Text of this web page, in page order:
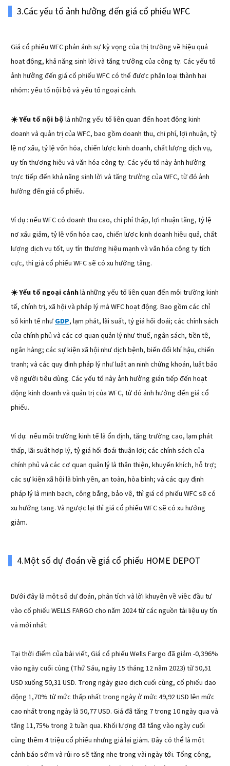
3.Các yếu tố ảnh hưởng đến giá cổ phiếu WFC
Giá cổ phiếu WFC phản ánh sự kỳ vọng của thị trường về hiệu quả
hoạt động, khả năng sinh lời và tăng trưởng của công ty. Các yếu tố
ảnh hưởng đến giá cổ phiếu WFC có thể được phân loại thành hai
nhóm: yếu tố nội bộ và yếu tố ngoại cảnh.
☀️Yếu tố nội bộ là những yếu tố liên quan đến hoạt động kinh
doanh và quản trị của WFC, bao gồm doanh thu, chi phí, lợi nhuận, tỷ
lệ nợ xấu, tỷ lệ vốn hóa, chiến lược kinh doanh, chất lượng dịch vụ,
uy tín thương hiệu và văn hóa công ty. Các yếu tố này ảnh hưởng
trực tiếp đến khả năng sinh lời và tăng trưởng của WFC, từ đó ảnh
hưởng đến giá cổ phiếu.
Ví dụ : nếu WFC có doanh thu cao, chi phí thấp, lợi nhuận tăng, tỷ lệ
nợ xấu giảm, tỷ lệ vốn hóa cao, chiến lược kinh doanh hiệu quả, chất
lượng dịch vụ tốt, uy tín thương hiệu mạnh và văn hóa công ty tích
cực, thì giá cổ phiếu WFC sẽ có xu hướng tăng.
☀️Yếu tố ngoại cảnhlà những yếu tố liên quan đến môi trường kinh
tế, chính trị, xã hội và pháp lý mà WFC hoạt động. Bao gồm các chỉ
số kinh tế như GDP, lạm phát, lãi suất, tỷ giá hối đoái; các chính sách
của chính phủ và các cơ quan quản lý như thuế, ngân sách, tiền tệ,
ngân hàng; các sự kiện xã hội như dịch bệnh, biến đổi khí hậu, chiến
tranh; và các quy định pháp lý như luật an ninh chứng khoán, luật bảo
vệ người tiêu dùng. Các yếu tố này ảnh hưởng gián tiếp đến hoạt
động kinh doanh và quản trị của WFC, từ đó ảnh hưởng đến giá cổ
phiếu.
Ví dụ: nếu môi trường kinh tế là ổn định, tăng trưởng cao, lạm phát
thấp, lãi suất hợp lý, tỷ giá hối đoái thuận lợi; các chính sách của
chính phủ và các cơ quan quản lý là thân thiện, khuyến khích, hỗ trợ;
các sự kiện xã hội là bình yên, an toàn, hòa bình; và các quy định
pháp lý là minh bạch, công bằng, bảo vệ, thì giá cổ phiếu WFC sẽ có
xu hướng tang. Và ngược lại thì giá cổ phiếu WFC sẽ có xu hướng
giảm.
4.Một số dự đoán về giá cổ phiếu HOME DEPOT
Dưới đây là một số dự đoán, phân tích và lời khuyên về việc đầu tư
vào cổ phiếu WELLS FARGO cho năm 2024 từ các nguồn tài liệu uy tín
và mới nhất:
Tại thời điểm của bài viết, Giá cổ phiếu Wells Fargo đã giảm -0,396%
vào ngày cuối cùng (Thứ Sáu, ngày 15 tháng 12 năm 2023) từ 50,51
USD xuống 50,31 USD. Trong ngày giao dịch cuối cùng, cổ phiếu dao
động 1,70% từ mức thấp nhất trong ngày ở mức 49,92 USD lên mức
cao nhất trong ngày là 50,77 USD. Giá đã tăng 7 trong 10 ngày qua và
tăng 11,75% trong 2 tuần qua. Khối lượng đã tăng vào ngày cuối
cùng thêm 4 triệu cổ phiếu nhưng giá lại giảm. Đây có thể là một
cảnh báo sớm và rủi ro sẽ tăng nhẹ trong vài ngày tới. Tổng cộng,